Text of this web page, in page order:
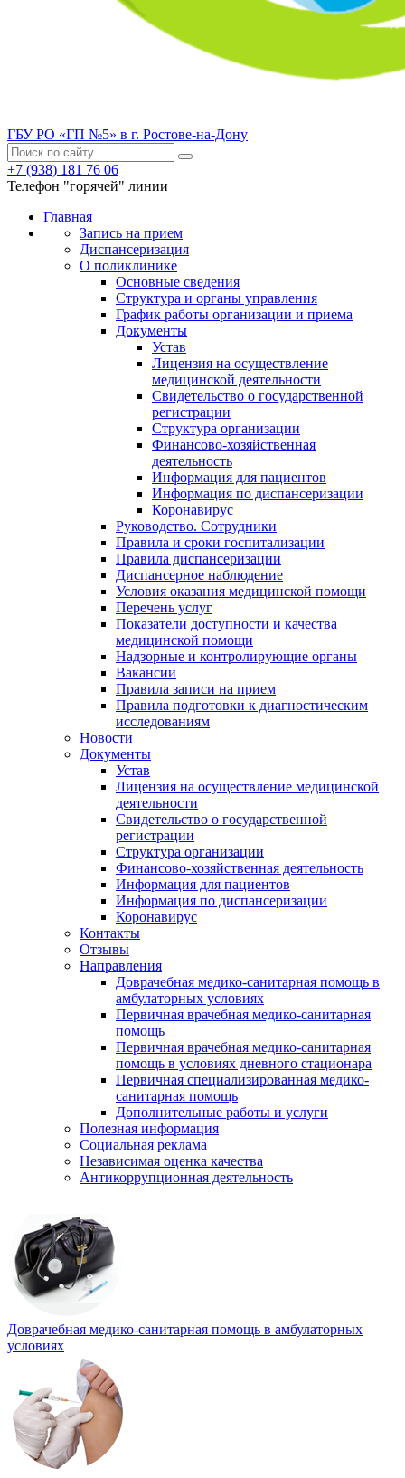
ГБУ РО «ГП №5» в г. Ростове-на-Дону
+7 (938) 181 76 06
Телефон "горячей" линии
Главная
Запись на прием
Диспансеризация
О поликлинике
Основные сведения
Структура и органы управления
График работы организации и приема
Документы
Устав
Лицензия на осуществление
медицинской деятельности
Свидетельство о государственной
регистрации
Структура организации
Финансово-хозяйственная
деятельность
Информация для пациентов
Информация по диспансеризации
Коронавирус
Руководство. Сотрудники
Правила и сроки госпитализации
Правила диспансеризации
Диспансерное наблюдение
Условия оказания медицинской помощи
Перечень услуг
Показатели доступности и качества
медицинской помощи
Надзорные и контролирующие органы
Вакансии
Правила записи на прием
Правила подготовки к диагностическим
исследованиям
Новости
Документы
Устав
Лицензия на осуществление медицинской
деятельности
Свидетельство о государственной
регистрации
Структура организации
Финансово-хозяйственная деятельность
Информация для пациентов
Информация по диспансеризации
Коронавирус
Контакты
Отзывы
Направления
Доврачебная медико-санитарная помощь в
амбулаторных условиях
Первичная врачебная медико-санитарная
помощь
Первичная врачебная медико-санитарная
помощь в условиях дневного стационара
Первичная специализированная медико-
санитарная помощь
Дополнительные работы и услуги
Полезная информация
Социальная реклама
Независимая оценка качества
Антикоррупционная деятельность
Доврачебная медико-санитарная помощь в амбулаторных
условиях